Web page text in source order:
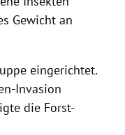
Gewicht an
eingerichtet.
Invasion
die Forst-